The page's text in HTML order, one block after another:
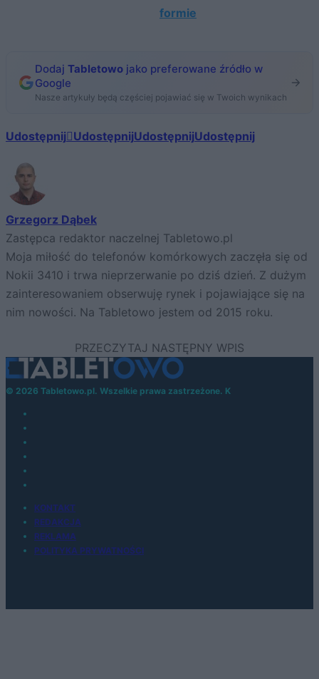
formie
Dodaj Tabletowo jako preferowane źródło w
Google
Nasze artykuły będą częściej pojawiać się w Twoich wynikach
Udostępnij UdostępnijUdostępnijUdostępnij
Grzegorz Dąbek
Zastępca redaktor naczelnej Tabletowo.pl
Moja miłość do telefonów komórkowych zaczęła się od
Nokii 3410 i trwa nieprzerwanie po dziś dzień. Z dużym
zainteresowaniem obserwuję rynek i pojawiające się na
nim nowości. Na Tabletowo jestem od 2015 roku.
© 2026 Tabletowo.pl. Wszelkie prawa zastrzeżone. K
KONTAKT
REDAKCJA
REKLAMA
POLITYKA PRYWATNOŚCI